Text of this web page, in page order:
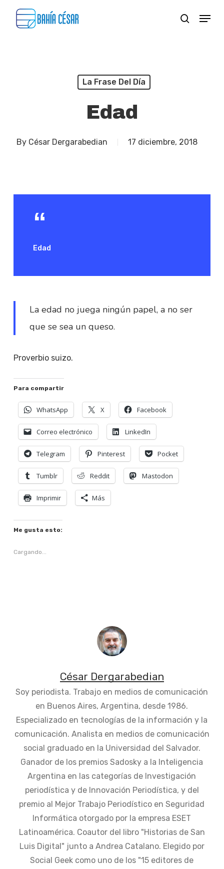
search
Menu
La Frase Del Día
Edad
By César Dergarabedian 17 diciembre, 2018
Edad
La edad no juega ningún papel, a no ser
que se sea un queso.
Proverbio suizo.
Para compartir
WhatsApp X Facebook
Correo electrónico LinkedIn
Telegram Pinterest Pocket
Tumblr Reddit Mastodon
Imprimir Más
Me gusta esto:
Cargando...
César Dergarabedian
Soy periodista. Trabajo en medios de comunicación
en Buenos Aires, Argentina, desde 1986.
Especializado en tecnologías de la información y la
comunicación. Analista en medios de comunicación
social graduado en la Universidad del Salvador.
Ganador de los premios Sadosky a la Inteligencia
Argentina en las categorías de Investigación
periodística y de Innovación Periodística, y del
premio al Mejor Trabajo Periodístico en Seguridad
Informática otorgado por la empresa ESET
Latinoamérica. Coautor del libro "Historias de San
Luis Digital" junto a Andrea Catalano. Elegido por
Social Geek como uno de los "15 editores de